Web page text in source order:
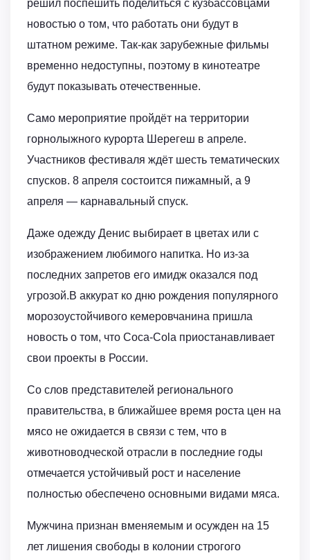
решил поспешить поделиться с кузбассовцами
новостью о том, что работать они будут в
штатном режиме. Так-как зарубежные фильмы
временно недоступны, поэтому в кинотеатре
будут показывать отечественные.
Само мероприятие пройдёт на территории
горнолыжного курорта Шерегеш в апреле.
Участников фестиваля ждёт шесть тематических
спусков. 8 апреля состоится пижамный, а 9
апреля — карнавальный спуск.
Даже одежду Денис выбирает в цветах или с
изображением любимого напитка. Но из-за
последних запретов его имидж оказался под
угрозой.В аккурат ко дню рождения популярного
морозоустойчивого кемеровчанина пришла
новость о том, что Coca-Cola приостанавливает
свои проекты в России.
Со слов представителей регионального
правительства, в ближайшее время роста цен на
мясо не ожидается в связи с тем, что в
животноводческой отрасли в последние годы
отмечается устойчивый рост и население
полностью обеспечено основными видами мяса.
Мужчина признан вменяемым и осужден на 15
лет лишения свободы в колонии строгого